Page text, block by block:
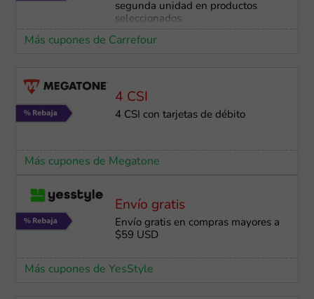
segunda unidad en productos
seleccionados
Más cupones de Carrefour
4 CSI
4 CSI con tarjetas de débito
Más cupones de Megatone
Envío gratis
Envío gratis en compras mayores a
$59 USD
Más cupones de YesStyle